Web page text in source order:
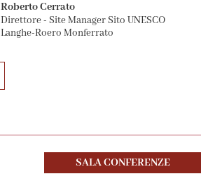
Roberto Cerrato
Direttore - Site Manager Sito UNESCO
Langhe-Roero Monferrato
SALA CONFERENZE